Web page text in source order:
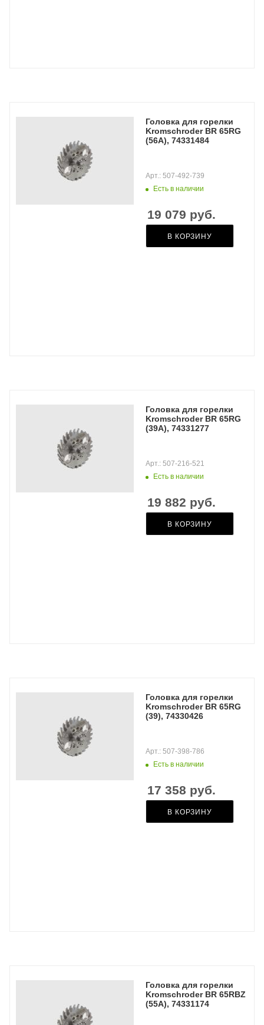
Головка для горелки
Kromschroder BR 65RG
(56A), 74331484
Есть в наличии
Арт.: 507-492-739
19 079 руб.
В КОРЗИНУ
Головка для горелки
Kromschroder BR 65RG
(39A), 74331277
Есть в наличии
Арт.: 507-216-521
19 882 руб.
В КОРЗИНУ
Головка для горелки
Kromschroder BR 65RG
(39), 74330426
Есть в наличии
Арт.: 507-398-786
17 358 руб.
В КОРЗИНУ
Головка для горелки
Kromschroder BR 65RBZ
(55A), 74331174